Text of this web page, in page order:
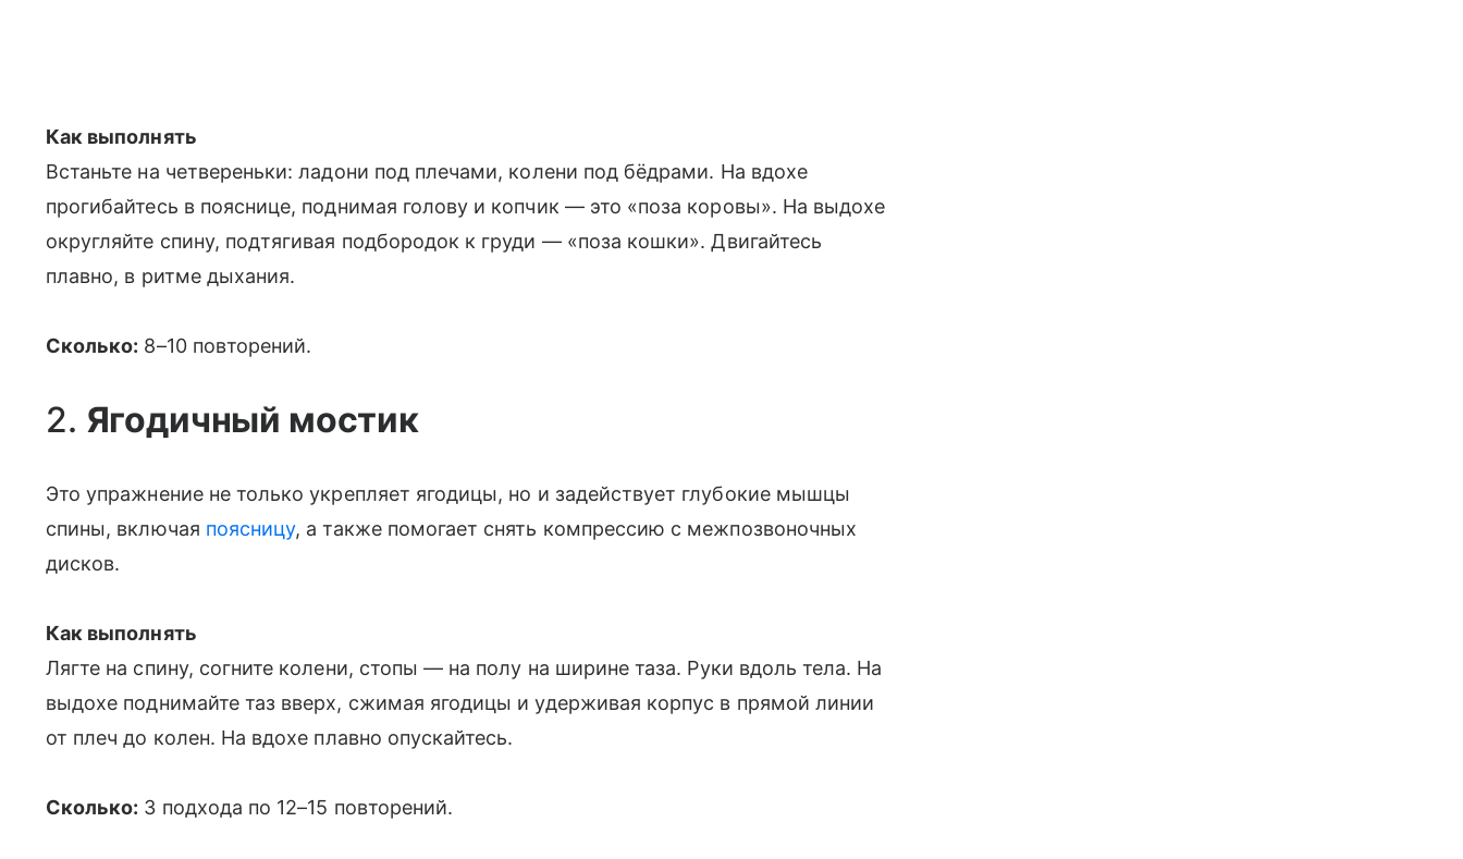
Как выполнять
Встаньте на четвереньки: ладони под плечами, колени под бёдрами. На вдохе
прогибайтесь в пояснице, поднимая голову и копчик — это «поза коровы». На выдохе
округляйте спину, подтягивая подбородок к груди — «поза кошки». Двигайтесь
плавно, в ритме дыхания.
Сколько: 8–10 повторений.
2. Ягодичный мостик
Это упражнение не только укрепляет ягодицы, но и задействует глубокие мышцы
спины, включая поясницу, а также помогает снять компрессию с межпозвоночных
дисков.
Как выполнять
Лягте на спину, согните колени, стопы — на полу на ширине таза. Руки вдоль тела. На
выдохе поднимайте таз вверх, сжимая ягодицы и удерживая корпус в прямой линии
от плеч до колен. На вдохе плавно опускайтесь.
Сколько: 3 подхода по 12–15 повторений.